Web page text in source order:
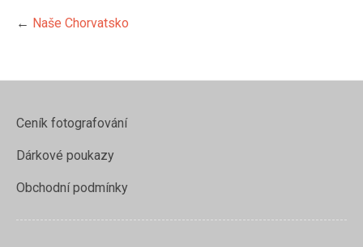
← Naše Chorvatsko
Ceník fotografování
Dárkové poukazy
Obchodní podmínky